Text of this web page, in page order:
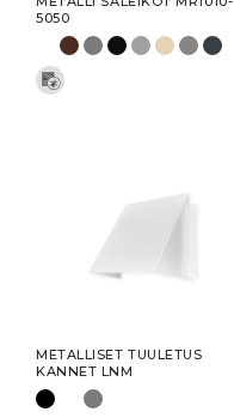
5050
METALLISET TUULETUS
KANNET LNM